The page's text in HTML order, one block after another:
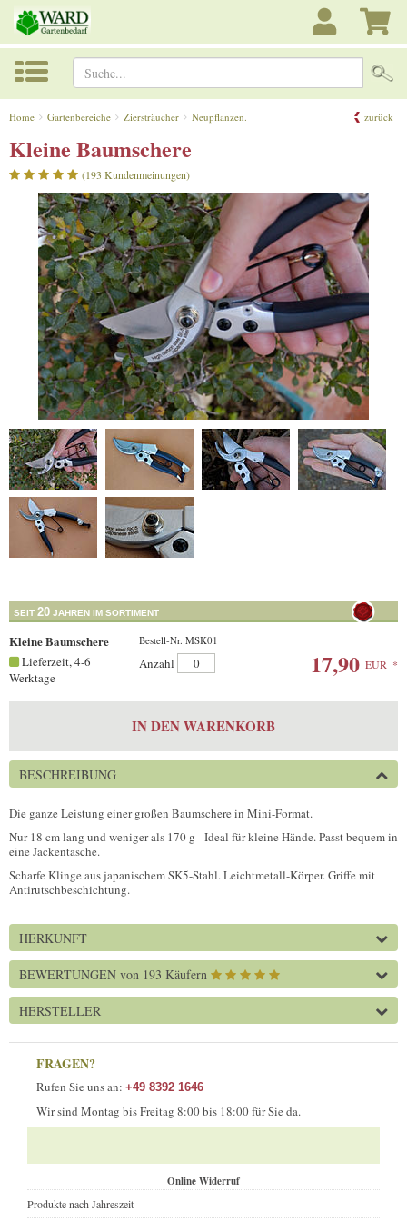
Suche...
Home Gartenbereiche Ziersträucher Neupflanzen. zurück
Kleine Baumschere
(193 Kundenmeinungen)
SEIT 20 JAHREN IM SORTIMENT
Kleine Baumschere Bestell-Nr. MSK01
Lieferzeit, 4-6
Werktage
Anzahl 17,90 EUR *
IN DEN WARENKORB
BESCHREIBUNG
Die ganze Leistung einer großen Baumschere in Mini-Format.
Nur 18 cm lang und weniger als 170 g - Ideal für kleine Hände. Passt bequem in
eine Jackentasche.
Scharfe Klinge aus japanischem SK5-Stahl. Leichtmetall-Körper. Griffe mit
Antirutschbeschichtung.
HERKUNFT
BEWERTUNGEN von 193 Käufern
HERSTELLER
FRAGEN?
Rufen Sie uns an: +49 8392 1646
Wir sind Montag bis Freitag 8:00 bis 18:00 für Sie da.
Online Widerruf
Produkte nach Jahreszeit